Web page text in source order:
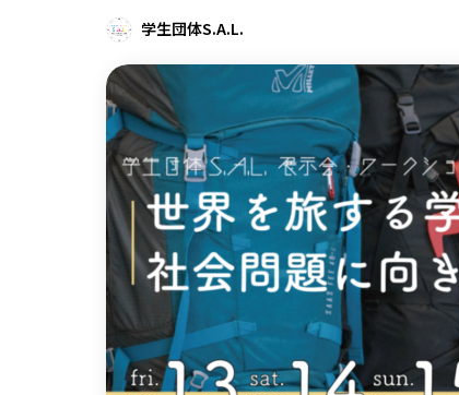
地域からさがす
関東
中部
近畿
中国
九州・沖縄
学生団体S.A.L.